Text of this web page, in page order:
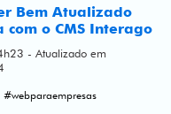
Bem Atualizado
com o CMS Interago
- Atualizado em
#webparaempresas